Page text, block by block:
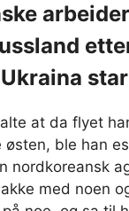
at da flyet
østen, ble han
nordkoreansk
med noen